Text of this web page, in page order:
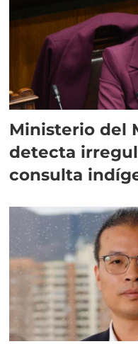
Ministerio del
detecta
consulta